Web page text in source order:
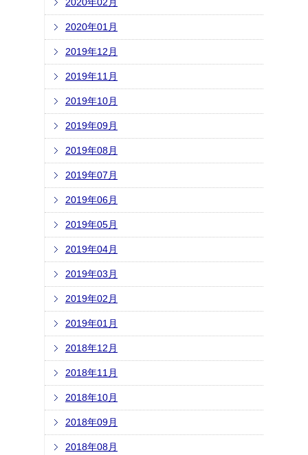
2020年01月
2019年12月
2019年11月
2019年10月
2019年09月
2019年08月
2019年07月
2019年06月
2019年05月
2019年04月
2019年03月
2019年02月
2019年01月
2018年12月
2018年11月
2018年10月
2018年09月
2018年08月